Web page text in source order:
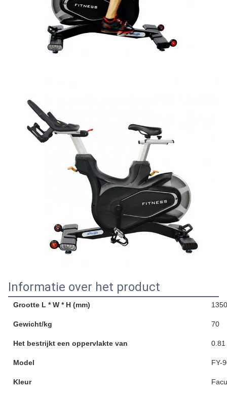
Informatie over het product
Grootte L * W * H (mm)
Gewicht/kg 70
Het bestrijkt een oppervlakte van 0.81
Model FY-
Kleur